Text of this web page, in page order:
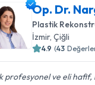
Op. Dr.
Plastik
İzmir, Çiğli
4.9 (43
profesyonel ve eli hafif,